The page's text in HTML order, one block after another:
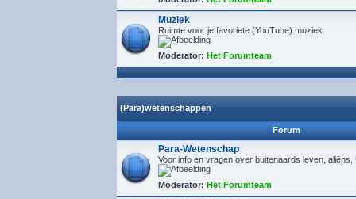
Muziek
Ruimte voor je favoriete (YouTube) muziek
Moderator: Het Forumteam
(Para)wetenschappen
Forum
Para-Wetenschap
Voor info en vragen over buitenaards leven, aliëns,
Moderator: Het Forumteam